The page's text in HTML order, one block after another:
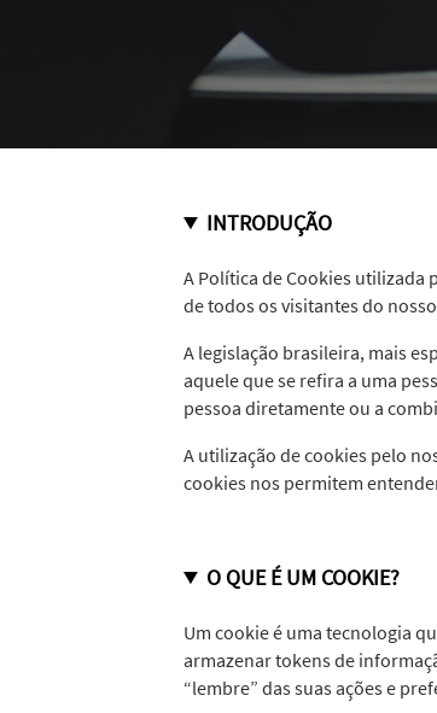
INTRODUÇÃO
A Política de Cookies utilizada
de todos os visitantes do
A legislação brasileira, mais
aquele que se refira a uma
pessoa diretamente ou a
A utilização de cookies pelo
cookies nos permitem
O QUE É UM COOKIE?
Um cookie é uma tecnologia
armazenar tokens de
“lembre” das suas ações e